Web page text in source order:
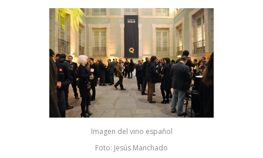
Imagen del vino español
Foto: Jesús Manchado